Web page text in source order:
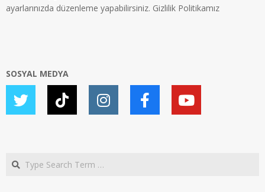
ayarlarınızda düzenleme yapabilirsiniz. Gizlilik Politikamız
SOSYAL MEDYA
Search